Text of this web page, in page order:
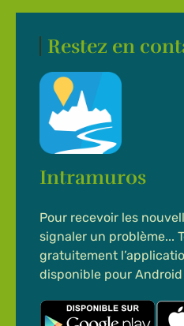
Restez en
Intramuros
Pour recevoir les
signaler un problème...
gratuitement
disponible pour Android